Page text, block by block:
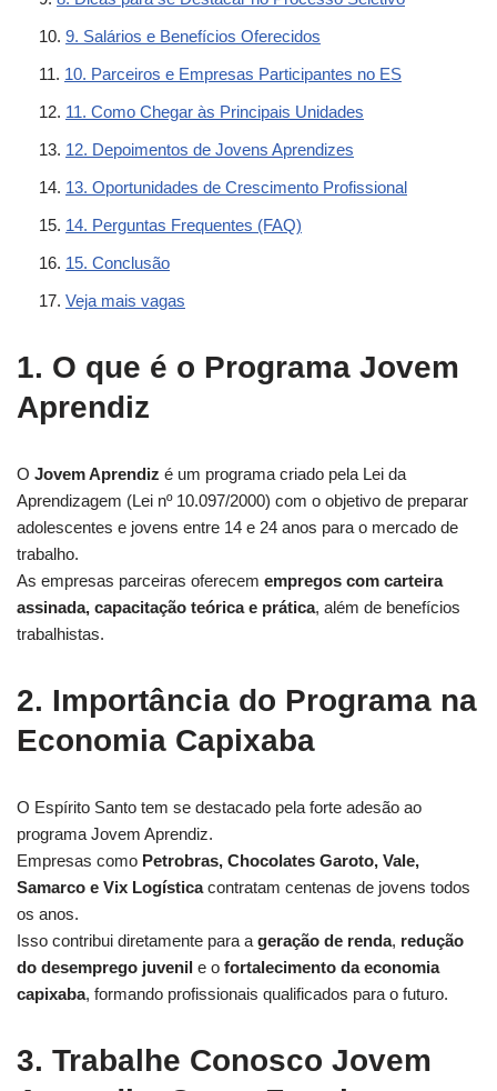
9. Salários e Benefícios Oferecidos
10. Parceiros e Empresas Participantes no ES
11. Como Chegar às Principais Unidades
12. Depoimentos de Jovens Aprendizes
13. Oportunidades de Crescimento Profissional
14. Perguntas Frequentes (FAQ)
15. Conclusão
Veja mais vagas
1. O que é o Programa Jovem
Aprendiz
O Jovem Aprendiz é um programa criado pela Lei da
Aprendizagem (Lei nº 10.097/2000) com o objetivo de preparar
adolescentes e jovens entre 14 e 24 anos para o mercado de
trabalho.
As empresas parceiras oferecem empregos com carteira
assinada, capacitação teórica e prática, além de benefícios
trabalhistas.
2. Importância do Programa na
Economia Capixaba
O Espírito Santo tem se destacado pela forte adesão ao
programa Jovem Aprendiz.
Empresas como Petrobras, Chocolates Garoto, Vale,
Samarco e Vix Logísticacontratam centenas de jovens todos
os anos.
Isso contribui diretamente para ageração de renda, redução
do desemprego juvenil e o fortalecimento da economia
capixaba, formando profissionais qualificados para o futuro.
3. Trabalhe Conosco Jovem